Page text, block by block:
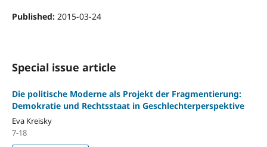
Published: 2015-03-24
Special issue article
Die politische Moderne als Projekt der Fragmentierung:
Demokratie und Rechtsstaat in Geschlechterperspektive
Eva Kreisky
7-18